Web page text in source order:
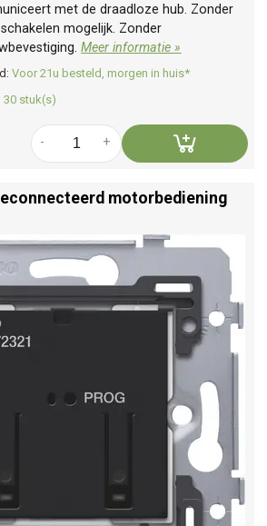
met de draadloze hub. Zonder
mogelijk. Zonder
Meer informatie »
Voor 21u besteld, morgen in huis*
30 stuk(s)
+
-
motorbediening